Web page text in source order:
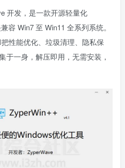
开发，是一款开源轻量化
容 Win7 至 Win11 全系列系统。
性能优化、垃圾清理、隐私保
于一身，解压即用，无需安装，